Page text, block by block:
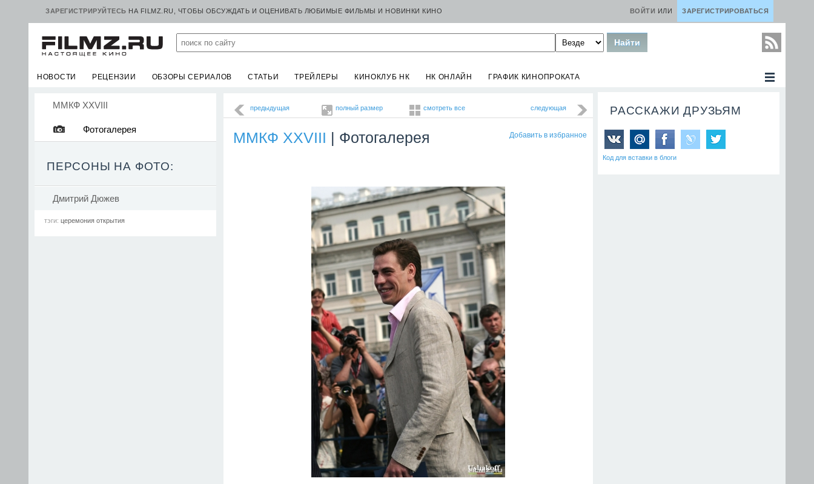
ЗАРЕГИСТРИРУЙТЕСЬ НА FILMZ.RU, ЧТОБЫ ОБСУЖДАТЬ И ОЦЕНИВАТЬ ЛЮБИМЫЕ ФИЛЬМЫ И НОВИНКИ КИНО ЗАРЕГИСТРИРОВАТЬСЯ
ВОЙТИ ИЛИ
НОВОСТИ РЕЦЕНЗИИ ОБЗОРЫ СЕРИАЛОВ СТАТЬИ ТРЕЙЛЕРЫ КИНОКЛУБ НК НК ОНЛАЙН ГРАФИК КИНОПРОКАТА
ММКФ XXVIII
Фотогалерея
ПЕРСОНЫ НА ФОТО:
Дмитрий Дюжев
тэги: церемония открытия
предыдущая полный размер смотреть все следующая
Добавить в избранное
ММКФ XXVIII | Фотогалерея
РАССКАЖИ ДРУЗЬЯМ
Код для вставки в блоги